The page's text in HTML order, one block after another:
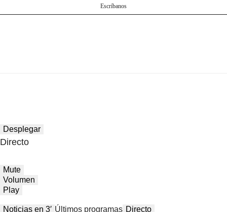
Escríbanos
Desplegar
Directo
Mute
Volumen
Play
Noticias en 3′ Últimos programas Directo